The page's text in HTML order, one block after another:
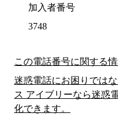
加入者番号
3748
この電話番号に関する
迷惑電話にお困りでは
ス アイブリーなら迷惑
化できます。